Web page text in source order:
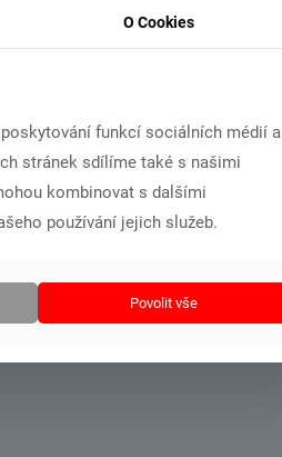
O Cookies
funkcí sociálních médií a
stránek sdílíme také s našimi
kombinovat s dalšími
používání jejich služeb.
Povolit vše